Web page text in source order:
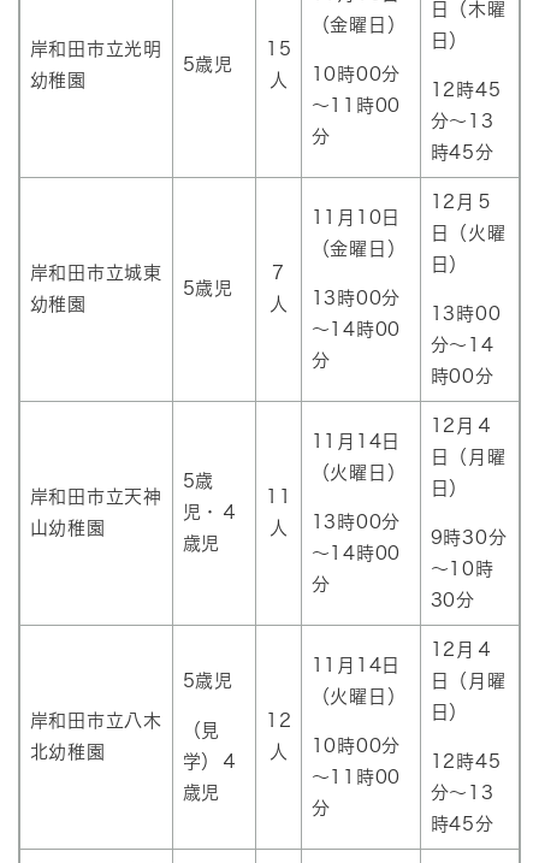
岸和田市立光明
幼稚園
5歳児
15
人
（金曜日）
10時00分
～11時00
分
日（木曜
日）
12時45
分～13
時45分
岸和田市立城東
幼稚園
5歳児
7
人
11月10日
（金曜日）
13時00分
～14時00
分
12月５
日（火曜
日）
13時00
分～14
時00分
岸和田市立天神
山幼稚園
5歳
児・４
歳児
人
11月14日
（火曜日）
13時00分
～14時00
分
12月４
日（月曜
日）
9時30分
～10時
30分
岸和田市立八木
北幼稚園
5歳児
（見
学）４
歳児
12
人
11月14日
（火曜日）
10時00分
～11時00
分
12月４
日（月曜
日）
12時45
分～13
時45分